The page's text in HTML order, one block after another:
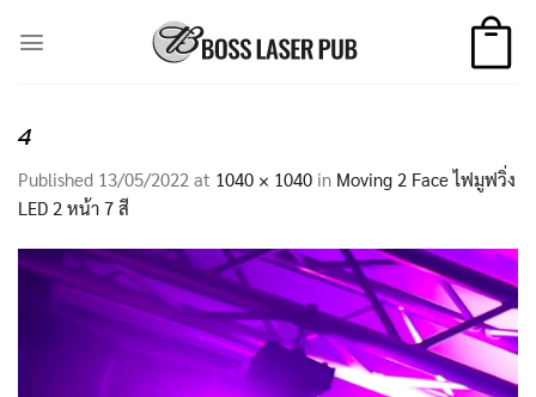
4
Published 13/05/2022 at 1040 × 1040 in Moving 2 Face ไฟมูฟวิ่ง
LED 2 หน้า 7 สี